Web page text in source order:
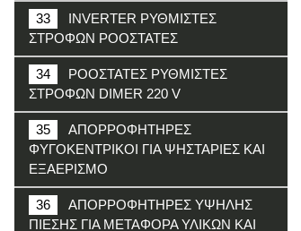
33
INVERTER ΡΥΘΜΙΣΤΕΣ
ΣΤΡΟΦΩΝ ΡΟΟΣΤΑΤΕΣ
34
ΡΟΟΣΤΑΤΕΣ ΡΥΘΜΙΣΤΕΣ
ΣΤΡΟΦΩΝ DIMER 220 V
35
ΑΠΟΡΡΟΦΗΤΗΡΕΣ
ΦΥΓΟΚΕΝΤΡΙΚΟΙ ΓΙΑ ΨΗΣΤΑΡΙΕΣ ΚΑΙ
ΕΞΑΕΡΙΣΜΟ
36
ΑΠΟΡΡΟΦΗΤΗΡΕΣ ΥΨΗΛΗΣ
ΠΙΕΣΗΣ ΓΙΑ ΜΕΤΑΦΟΡΑ ΥΛΙΚΩΝ ΚΑΙ